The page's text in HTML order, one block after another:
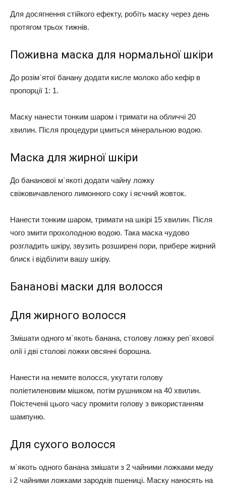
Для досягнення стійкого ефекту, робіть маску через день
протягом трьох тижнів.
Поживна маска для нормальної шкіри
До розім`ятої банану додати кисле молоко або кефір в
пропорції 1: 1.
Маску нанести тонким шаром і тримати на обличчі 20
хвилин. Після процедури цмиться мінеральною водою.
Маска для жирної шкіри
До бананової м`якоті додати чайну ложку
свіжовичавленого лимонного соку і яєчний жовток.
Нанести тонким шаром, тримати на шкірі 15 хвилин. Після
чого змити прохолодною водою. Така маска чудово
розгладить шкіру, звузить розширені пори, прибере жирний
блиск і відбілити вашу шкіру.
Бананові маски для волосся
Для жирного волосся
Змішати одного м`якоть банана, столову ложку реп`яхової
олії і дві столові ложки овсянні борошна.
Нанести на немите волосся, укутати голову
поліетиленовим мішком, потім рушником на 40 хвилин.
Поістеченіі цього часу промити голову з використанням
шампуню.
Для сухого волосся
м`якоть одного банана змішати з 2 чайними ложками меду
і 2 чайними ложками зародків пшениці. Маску наносять на